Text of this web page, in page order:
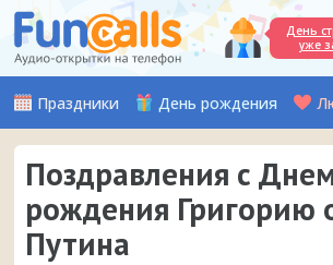
День
уже
Праздники День рождения
Поздравления с
рождения Григорию
Путина